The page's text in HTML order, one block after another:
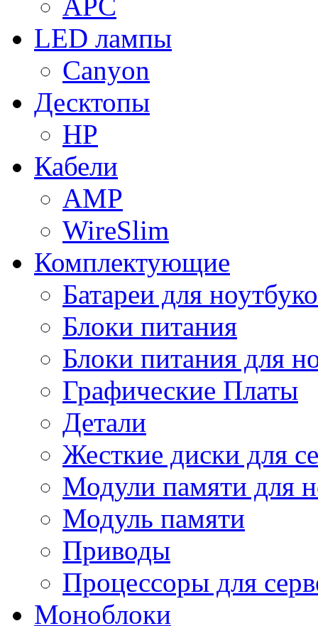
LED лампы
Canyon
Десктопы
HP
Кабели
AMP
WireSlim
Комплектующие
Батареи для
Блоки питания
Блоки питания для
Графические Платы
Детали
Жесткие диски для
Модули памяти для
Модуль памяти
Приводы
Процессоры для
Моноблоки